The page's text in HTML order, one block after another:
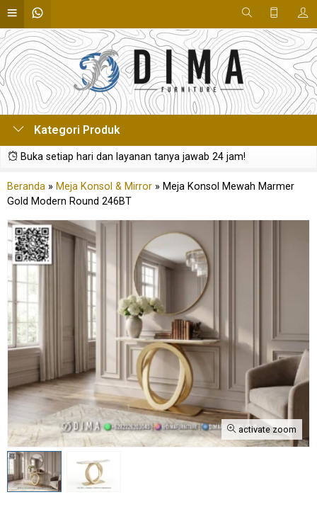
Kategori Produk
Buka setiap hari dan layanan tanya jawab 24 jam!
Beranda » Meja Konsol & Mirror » Meja Konsol Mewah Marmer
Gold Modern Round 246BT
activate zoom